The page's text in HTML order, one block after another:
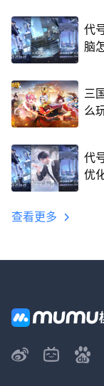
代
脑
三
么
代
优
查看更多